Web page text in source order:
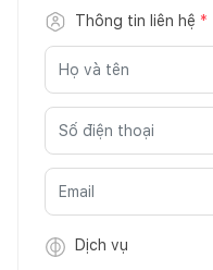
Thông tin liên hệ *
Dịch vụ